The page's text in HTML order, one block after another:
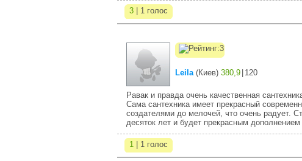
3 | 1 голос
Leila(Киев) 380,9 120
Равак и правда очень качественная
Сама сантехника имеет прекрасный
создателями до мелочей, что очень радует.
десяток лет и будет прекрасным
1 | 1 голос